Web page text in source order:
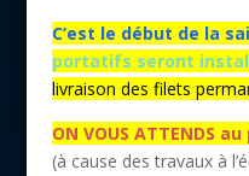
C’est le début de la
portatifs seront
livraison des filets
ON VOUS ATTENDS
(à cause des travaux à